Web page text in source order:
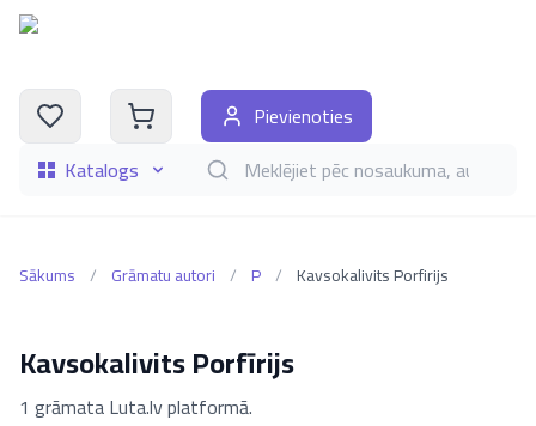
Katalogs Meklēt grāmatas pēc nosaukuma, autora,
Pievienoties
Sākums / Grāmatu autori / P / Kavsokalivits Porfirijs
Kavsokalivits Porfīrijs
1 grāmata Luta.lv platformā.